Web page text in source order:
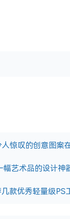
惊叹的创意图案
艺术品的设计神
款优秀轻量级PS